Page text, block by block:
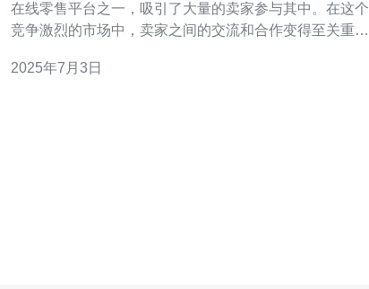
在线零售平台之一，吸引了大量的卖家参与其中。在这个
竞争激烈的市场中，卖家之间的交流和合作变得至关重
亚马逊日本站，有各种各样的卖家交流群，涵盖了不同的
2025年7月3日